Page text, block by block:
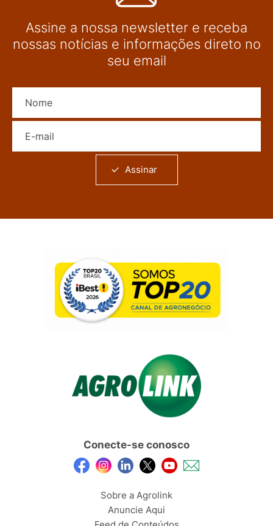
Assine a nossa newsletter e receba
nossas notícias e informações direto no
seu email
Assinar
Conecte-se conosco
Sobre a Agrolink
Anuncie Aqui